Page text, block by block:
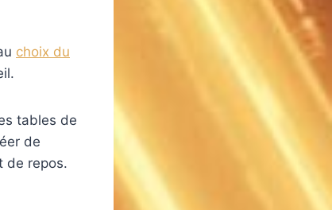
choix du
tables de
de
de repos.